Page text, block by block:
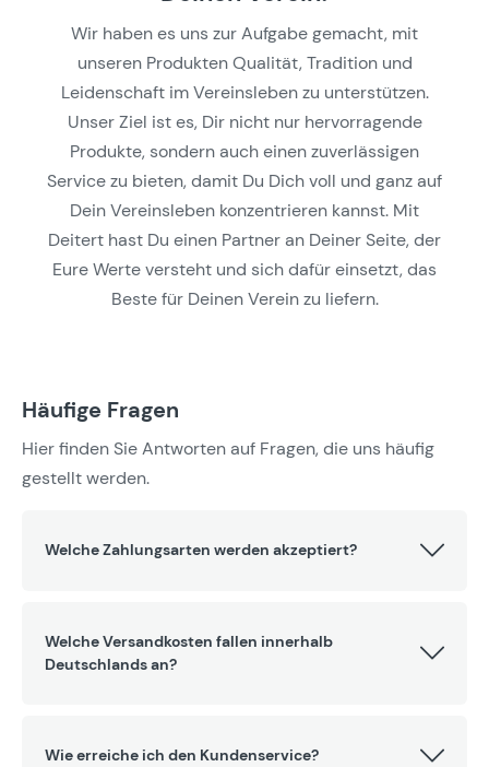
Wir haben es uns zur Aufgabe gemacht, mit
unseren Produkten Qualität, Tradition und
Leidenschaft im Vereinsleben zu unterstützen.
Unser Ziel ist es, Dir nicht nur hervorragende
Produkte, sondern auch einen zuverlässigen
Service zu bieten, damit Du Dich voll und ganz auf
Dein Vereinsleben konzentrieren kannst. Mit
Deitert hast Du einen Partner an Deiner Seite, der
Eure Werte versteht und sich dafür einsetzt, das
Beste für Deinen Verein zu liefern.
Häufige Fragen
Hier finden Sie Antworten auf Fragen, die uns häufig
gestellt werden.
Welche Zahlungsarten werden akzeptiert?
Welche Versandkosten fallen innerhalb
Deutschlands an?
Wie erreiche ich den Kundenservice?